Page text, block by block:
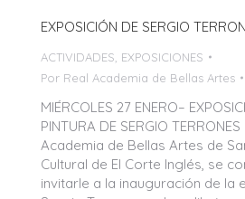
EXPOSICIÓN DE SERGIO
ACTIVIDADES EXPOSICIONES
Por Real Academia de Bellas Artes
MIÉRCOLES 27 ENERO–
PINTURA DE SERGIO
Academia de Bellas Artes de
Cultural de El Corte Inglés, se
invitarle a la inauguración de la